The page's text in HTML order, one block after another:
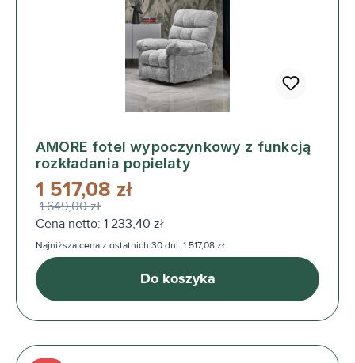
AMORE fotel wypoczynkowy z funkcją
rozkładania popielaty
1 517,08 zł
1 649,00 zł
Cena netto: 1 233,40 zł
Najniższa cena z ostatnich 30 dni: 1 517,08 zł
Do koszyka